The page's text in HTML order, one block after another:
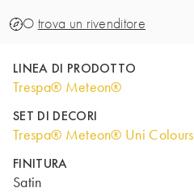
O trova un rivenditore
LINEA DI PRODOTTO
Trespa® Meteon®
SET DI DECORI
Trespa® Meteon® Uni Colours
FINITURA
Satin